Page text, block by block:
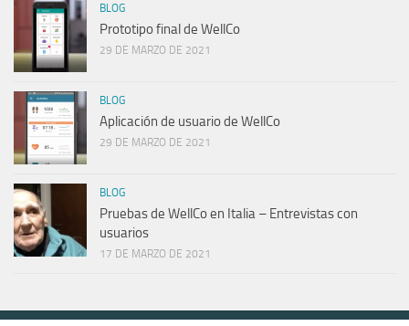
BLOG
Prototipo final de WellCo
29 DE MARZO DE 2021
BLOG
Aplicación de usuario de WellCo
29 DE MARZO DE 2021
BLOG
Pruebas de WellCo en Italia – Entrevistas con
usuarios
17 DE MARZO DE 2021